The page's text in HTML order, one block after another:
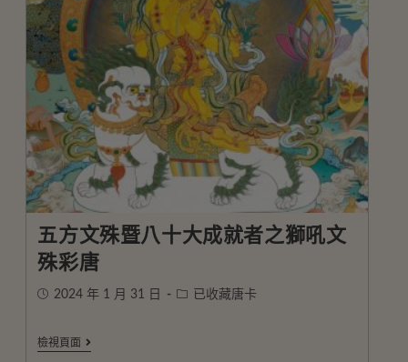
五方文殊暨八十大成就者之獅吼文
殊彩唐
2024 年 1 月 31 日 已收藏唐卡
檢視頁面